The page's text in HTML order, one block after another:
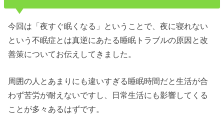
今回は「夜すぐ眠くなる」ということで、夜に寝れない
という不眠症とは真逆にあたる睡眠トラブルの原因と改
善策についてお伝えしてきました。
周囲の人とあまりにも違いすぎる睡眠時間だと生活が合
わず苦労が耐えないですし、日常生活にも影響してくる
ことが多々あるはずです。